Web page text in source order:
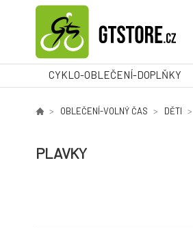
CYKLO-OBLEČENÍ-DOPLŇKY
OBLEČENÍ-VOLNÝ ČAS DĚTI
PLAVKY